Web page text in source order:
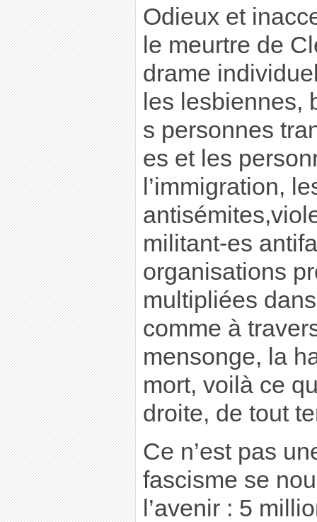
Odieux et
le meurtre de
drame
les lesbiennes,
s personnes
es et les
l’immigration,
militant-es
organisations
multipliées
comme à
mensonge, la
mort, voilà ce
droite, de tout
Ce n’est pas
fascisme se
l’avenir : 5